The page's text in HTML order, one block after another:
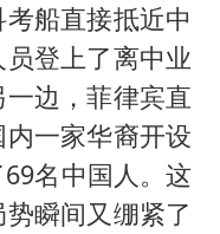
宇树科技中一签需缴款7.54万元
广东雷州通报特教老师招聘违规事件
两名乘客在飞机上因调节座椅起冲突
度“外包神话”吗
开新局
船直接抵近中
登上了离中业
边，菲律宾直
一家华裔开设
名中国人。这
势瞬间又绷紧了